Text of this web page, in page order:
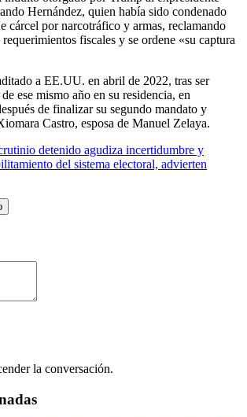
Hernández, quien había sido condenado
cárcel por narcotráfico y armas, reclamando
fiscales y se ordene «su captura
a EE.UU. en abril de 2022, tras ser
ese mismo año en su residencia, en
de finalizar su segundo mandato y
Castro, esposa de Manuel Zelaya.
detenido agudiza incertidumbre y
del sistema electoral, advierten
la conversación.